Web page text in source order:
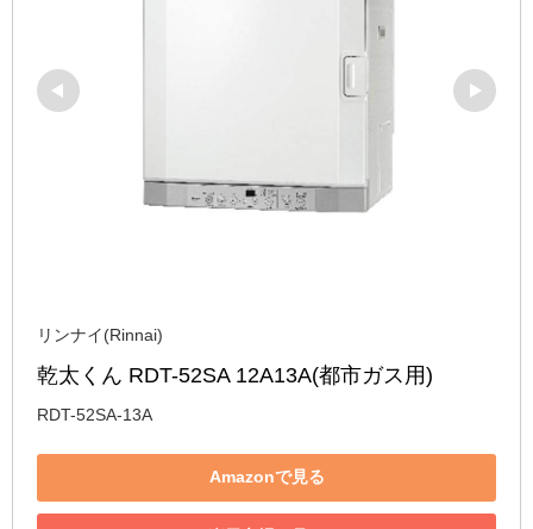
リンナイ(Rinnai)
乾太くん RDT-52SA 12A13A(都市ガス用)
RDT-52SA-13A
Amazonで見る